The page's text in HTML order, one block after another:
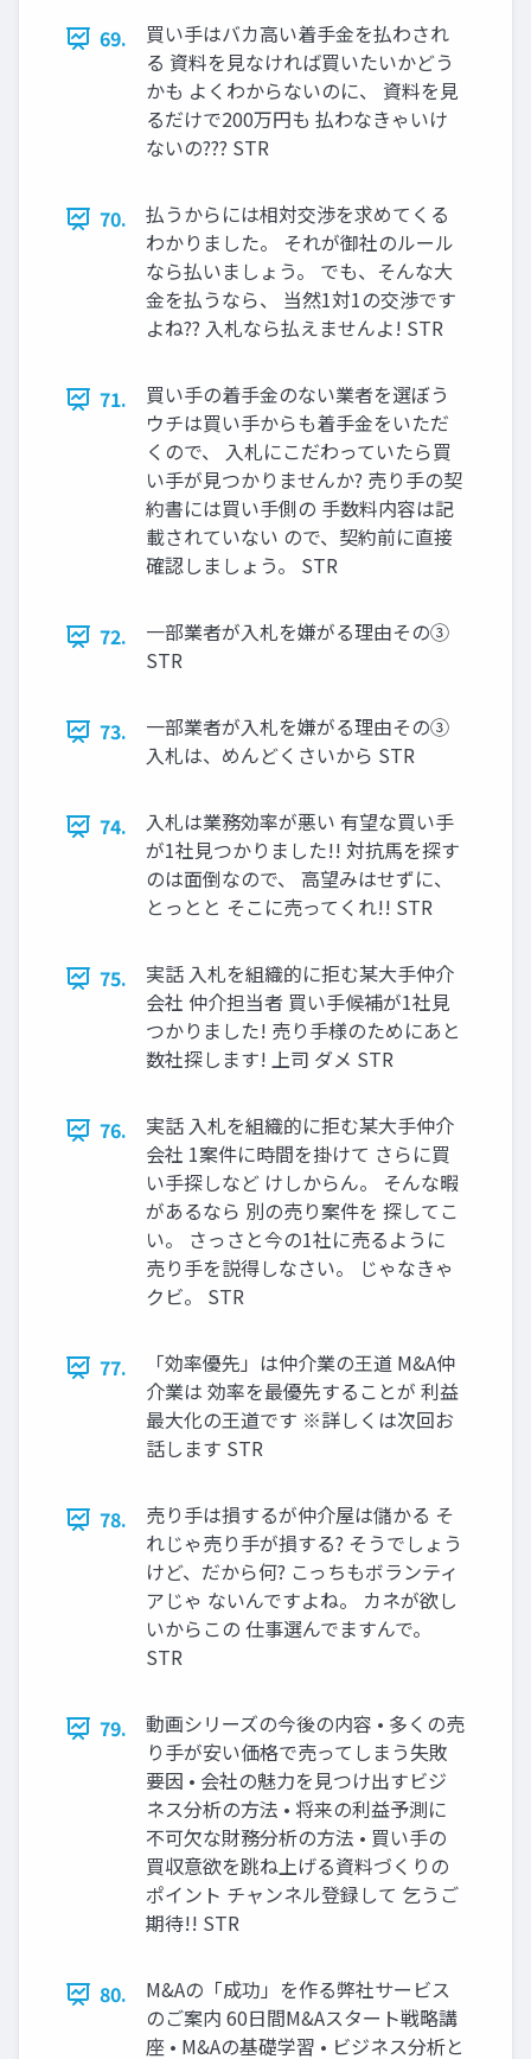
69.
買い手はバカ高い着手金を払わされ
る 資料を見なければ買いたいかどう
かも よくわからないのに、 資料を見
るだけで200万円も 払わなきゃいけ
ないの??? STR
70.
払うからには相対交渉を求めてくる
わかりました。 それが御社のルール
なら払いましょう。 でも、そんな大
金を払うなら、 当然1対1の交渉です
よね?? 入札なら払えませんよ! STR
71.
買い手の着手金のない業者を選ぼう
ウチは買い手からも着手金をいただ
くので、 入札にこだわっていたら買
い手が見つかりませんか? 売り手の契
約書には買い手側の 手数料内容は記
載されていない ので、契約前に直接
確認しましょう。 STR
72.
一部業者が入札を嫌がる理由その③
STR
73.
一部業者が入札を嫌がる理由その③
入札は、めんどくさいから STR
74.
入札は業務効率が悪い 有望な買い手
が1社見つかりました!! 対抗馬を探す
のは面倒なので、 高望みはせずに、
とっとと そこに売ってくれ!! STR
75.
実話 入札を組織的に拒む某大手仲介
会社 仲介担当者 買い手候補が1社見
つかりました! 売り手様のためにあと
数社探します! 上司 ダメ STR
76.
実話 入札を組織的に拒む某大手仲介
会社 1案件に時間を掛けて さらに買
い手探しなど けしからん。 そんな暇
があるなら 別の売り案件を 探してこ
い。 さっさと今の1社に売るように
売り手を説得しなさい。 じゃなきゃ
クビ。 STR
77.
「効率優先」は仲介業の王道 M&A仲
介業は 効率を最優先することが 利益
最大化の王道です ※詳しくは次回お
話します STR
78.
売り手は損するが仲介屋は儲かる そ
れじゃ売り手が損する? そうでしょう
けど、だから何? こっちもボランティ
アじゃ ないんですよね。 カネが欲し
いからこの 仕事選んでますんで。
STR
79.
動画シリーズの今後の内容 • 多くの売
り手が安い価格で売ってしまう失敗
要因 • 会社の魅力を見つけ出すビジ
ネス分析の方法 • 将来の利益予測に
不可欠な財務分析の方法 • 買い手の
買収意欲を跳ね上げる資料づくりの
ポイント チャンネル登録して 乞うご
期待!! STR
80.
M&Aの「成功」を作る弊社サービス
のご案内 60日間M&Aスタート戦略講
座 • M&Aの基礎学習 • ビジネス分析と